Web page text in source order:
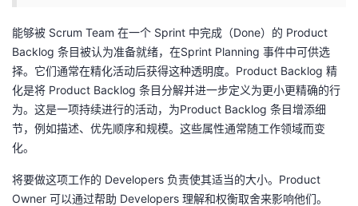
能够被 Scrum Team 在一个 Sprint 中完成（Done）的 Product
Backlog 条目被认为准备就绪，在Sprint Planning 事件中可供选
择。它们通常在精化活动后获得这种透明度。Product Backlog 精
化是将 Product Backlog 条目分解并进一步定义为更小更精确的行
为。这是一项持续进行的活动，为Product Backlog 条目增添细
节，例如描述、优先顺序和规模。这些属性通常随工作领域而变
化。
将要做这项工作的 Developers 负责使其适当的大小。Product
Owner 可以通过帮助 Developers 理解和权衡取舍来影响他们。